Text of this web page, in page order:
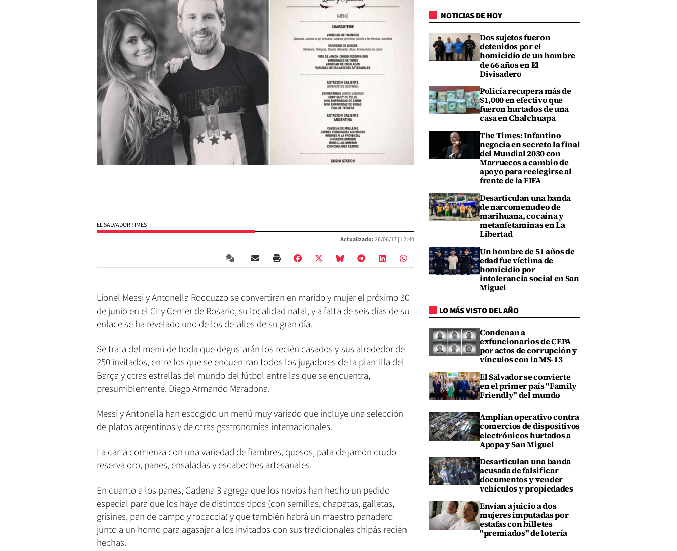
EL SALVADOR TIMES
Actualizado:26/06/17 | 12:40
Lionel Messi y Antonella Roccuzzo se convertirán en marido y mujer el próximo 30
de junio en el City Center de Rosario, su localidad natal, y a falta de seis días de su
enlace se ha revelado uno de los detalles de su gran día.
Se trata del menú de boda que degustarán los recién casados y sus alrededor de
250 invitados, entre los que se encuentran todos los jugadores de la plantilla del
Barça y otras estrellas del mundo del fútbol entre las que se encuentra,
presumiblemente, Diego Armando Maradona.
Messi y Antonella han escogido un menú muy variado que incluye una selección
de platos argentinos y de otras gastronomías internacionales.
La carta comienza con una variedad de fiambres, quesos, pata de jamón crudo
reserva oro, panes, ensaladas y escabeches artesanales.
En cuanto a los panes, Cadena 3 agrega que los novios han hecho un pedido
especial para que los haya de distintos tipos (con semillas, chapatas, galletas,
grisines, pan de campo y focaccia) y que también habrá un maestro panadero
junto a un horno para agasajar a los invitados con sus tradicionales chipás recién
hechas.
NOTICIAS DE HOY
Dos sujetos fueron
detenidos por el
homicidio de un hombre
de 66 años en El
Divisadero
Policía recupera más de
$1,000 en efectivo que
fueron hurtados de una
casa en Chalchuapa
The Times: Infantino
negocia en secreto la final
del Mundial 2030 con
Marruecos a cambio de
apoyo para reelegirse al
frente de la FIFA
Desarticulan una banda
de narcomenudeo de
marihuana, cocaína y
metanfetaminas en La
Libertad
Un hombre de 51 años de
edad fue víctima de
homicidio por
intolerancia social en San
Miguel
LO MÁS VISTO DEL AÑO
Condenan a
exfuncionarios de CEPA
por actos de corrupción y
vínculos con la MS-13
El Salvador se convierte
en el primer país "Family
Friendly" del mundo
Amplían operativo contra
comercios de dispositivos
electrónicos hurtados a
Apopa y San Miguel
Desarticulan una banda
acusada de falsificar
documentos y vender
vehículos y propiedades
Envían a juicio a dos
mujeres imputadas por
estafas con billetes
"premiados" de lotería